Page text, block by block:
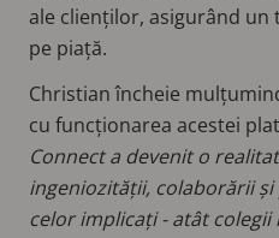
ale clienților, asigurând un
pe piață.
Christian încheie
cu funcționarea acestei
Connect a devenit o
ingeniozității, colaborării
celor implicați - atât colegii